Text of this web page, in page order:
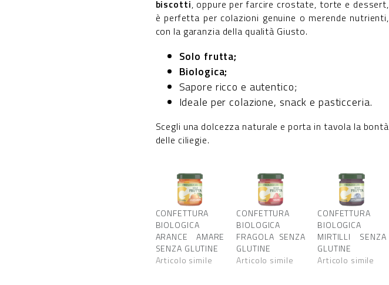
biscotti, oppure per farcire crostate, torte e dessert,
è perfetta per colazioni genuine o merende nutrienti,
con la garanzia della qualità Giusto.
Solo frutta;
Biologica;
Sapore ricco e autentico;
Ideale per colazione, snack e pasticceria.
Scegli una dolcezza naturale e porta in tavola la bontà
delle ciliegie.
CONFETTURA
BIOLOGICA
ARANCE AMARE
SENZA GLUTINE
Articolo simile
CONFETTURA
BIOLOGICA
FRAGOLA SENZA
GLUTINE
Articolo simile
CONFETTURA
BIOLOGICA
MIRTILLI SENZA
GLUTINE
Articolo simile